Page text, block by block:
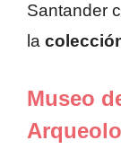
Santander
la
Museo